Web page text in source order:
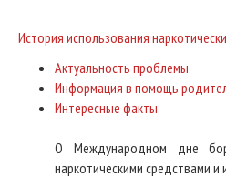
История использования
Актуальность проблемы
Информация в помощь
Интересные факты
О Международном дне
наркотическими средствами